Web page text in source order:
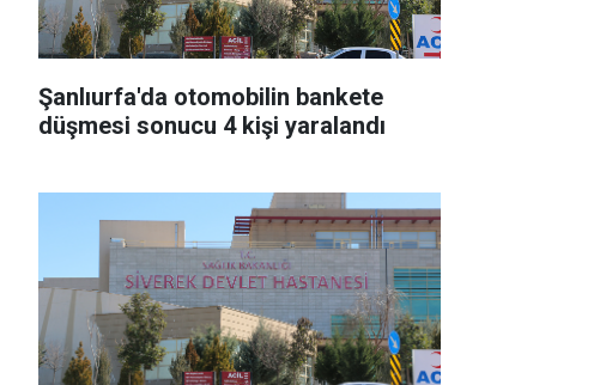
Şanlıurfa'da otomobilin bankete
düşmesi sonucu 4 kişi yaralandı